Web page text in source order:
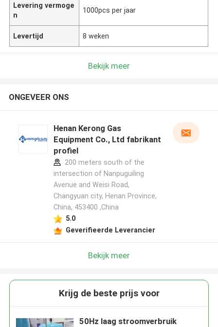
Levering vermoge
n
1000pcs per jaar
Levertijd 8 weken
Bekijk meer
ONGEVEER ONS
Henan Kerong Gas
Equipment Co., Ltd fabrikant
profiel
200 meters south of the
intersection of Nanpuguiling
Avenue and Weisi Road,
Changyuan city, Henan Province,
China, 453400 ,China
5.0
Geverifieerde Leverancier
Bekijk meer
Krijg de beste prijs voor
50Hz laag stroomverbruik